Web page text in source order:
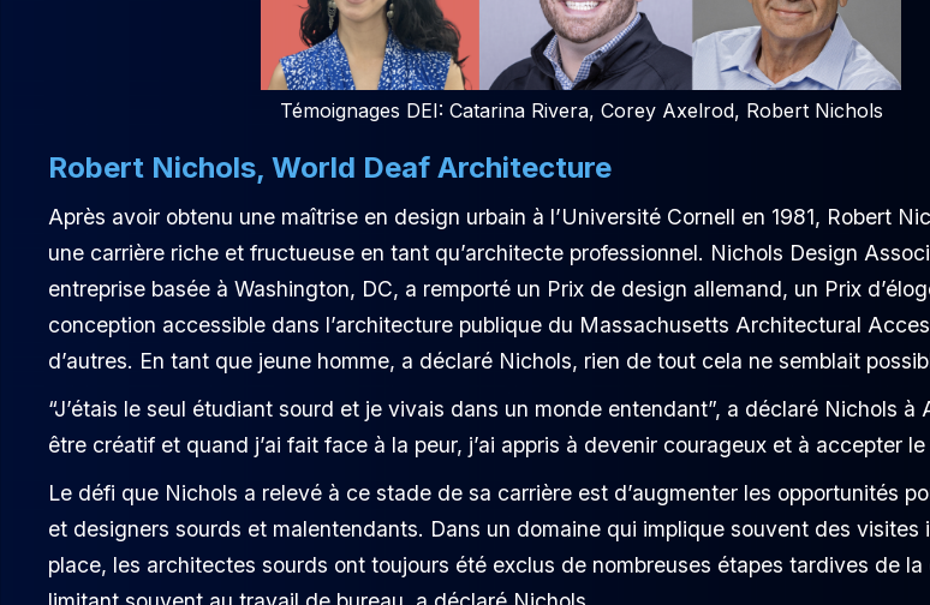
Témoignages DEI: Catarina Rivera, Corey Axelrod, Robert Nichols
Robert Nichols, World Deaf Architecture
Après avoir obtenu une maîtrise en design urbain à l’Université Cornell en 1981, Robert
une carrière riche et fructueuse en tant qu’architecte professionnel. Nichols Design
entreprise basée à Washington, DC, a remporté un Prix de design allemand, un Prix
conception accessible dans l’architecture publique du Massachusetts Architectural
d’autres. En tant que jeune homme, a déclaré Nichols, rien de tout cela ne semblait
“J’étais le seul étudiant sourd et je vivais dans un monde entendant”, a déclaré Nichols à
être créatif et quand j’ai fait face à la peur, j’ai appris à devenir courageux et à accepter le
Le défi que Nichols a relevé à ce stade de sa carrière est d’augmenter les opportunités
et designers sourds et malentendants. Dans un domaine qui implique souvent des visites
place, les architectes sourds ont toujours été exclus de nombreuses étapes tardives de